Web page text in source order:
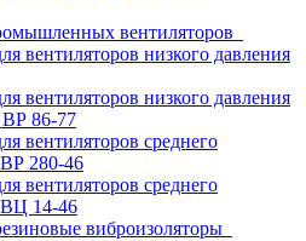
вентиляторов
вентиляторов низкого давления
вентиляторов низкого давления
86-77
вентиляторов среднего
280-46
вентиляторов среднего
ВЦ 14-46
виброизоляторы